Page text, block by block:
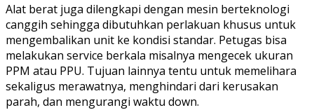
Alat berat juga dilengkapi dengan mesin berteknologi
canggih sehingga dibutuhkan perlakuan khusus untuk
mengembalikan unit ke kondisi standar. Petugas bisa
melakukan service berkala misalnya mengecek ukuran
PPM atau PPU. Tujuan lainnya tentu untuk memelihara
sekaligus merawatnya, menghindari dari kerusakan
parah, dan mengurangi waktu down.